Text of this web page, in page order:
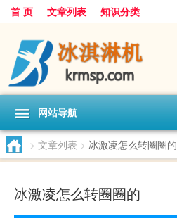
首 页 文章列表 知识分类
网站导航
> 文章列表 > 冰激凌怎么转圈圈的
冰激凌怎么转圈圈的